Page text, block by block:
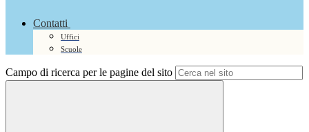
Contatti
Uffici
Scuole
Campo di ricerca per le pagine del sito